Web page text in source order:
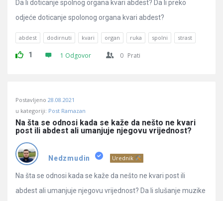
Da li doticanje spolnog organa kvari abdest? Da li preko
odjeće doticanje spolonog organa kvari abdest?
abdest dodirnuti kvari organ ruka spolni strast
1 1 Odgovor 0 Prati
Postavljeno 28.08.2021
u kategoriji: Post Ramazan
Na šta se odnosi kada se kaže da nešto ne kvari
post ili abdest ali umanjuje njegovu vrijednost?
Nedzmudin Urednik
Na šta se odnosi kada se kaže da nešto ne kvari post ili
abdest ali umanjuje njegovu vrijednost? Da li slušanje muzike